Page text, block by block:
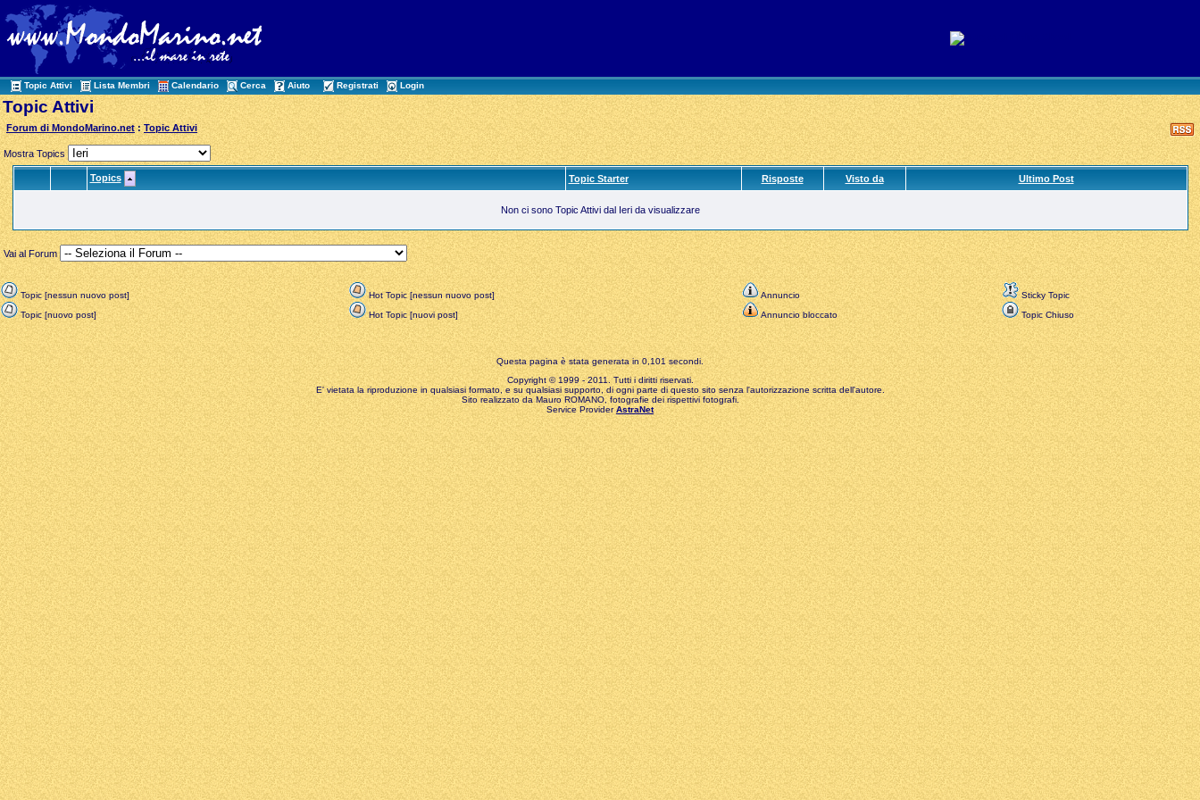
Topic Attivi Lista Membri Calendario Cerca Aiuto Registrati Login
Topic Attivi
Forum di MondoMarino.net :Topic Attivi
Mostra Topics
Topics Topic Starter Risposte Visto da Ultimo Post
Non ci sono Topic Attivi dal Ieri da visualizzare
Vai al Forum
Topic [nessun nuovo post] Hot Topic [nessun nuovo post] Annuncio
Sticky Topic
Topic [nuovo post]
Hot Topic [nuovi post] Annuncio bloccato Topic Chiuso
Questa pagina è stata generata in 0,101 secondi.
Copyright © 1999 - 2011. Tutti i diritti riservati.
E' vietata la riproduzione in qualsiasi formato, e su qualsiasi supporto, di ogni parte di questo sito senza l'autorizzazione scritta dell'autore.
Sito realizzato da Mauro ROMANO, fotografie dei rispettivi fotografi.
Service ProviderAstraNet